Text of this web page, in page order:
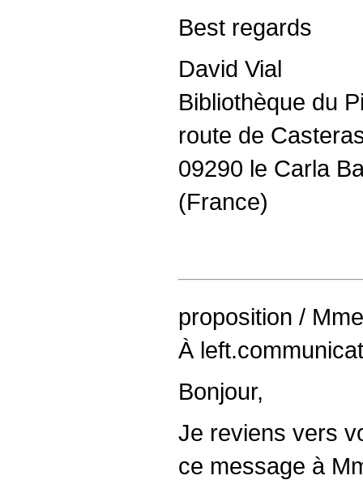
Best regards
David Vial
Bibliothèque du
route de
09290 le Carla
(France)
proposition /
À
Bonjour,
Je reviens vers
ce message à